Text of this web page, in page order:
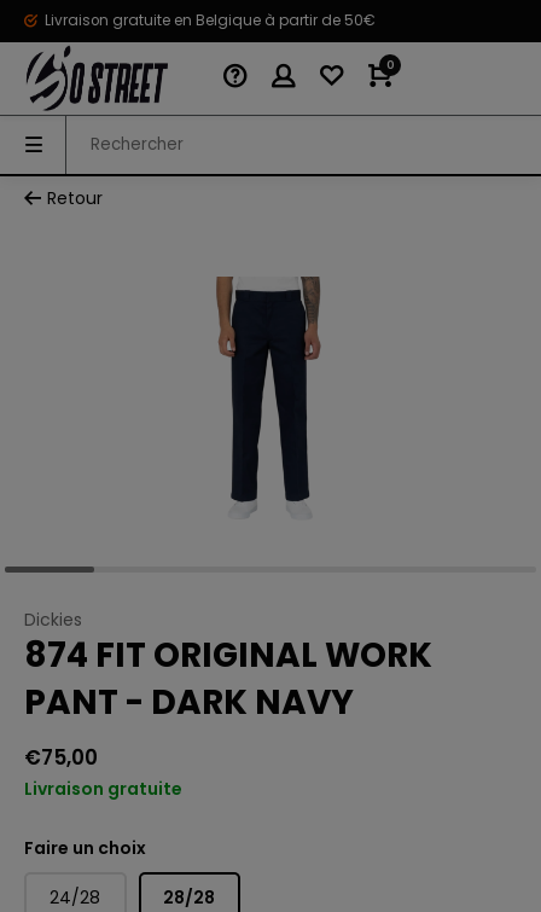
Livraison gratuite en Belgique à partir de 50€
0
Retour
Dickies
874 FIT ORIGINAL WORK
PANT - DARK NAVY
€75,00
Livraison gratuite
Faire un choix
24/28 28/28